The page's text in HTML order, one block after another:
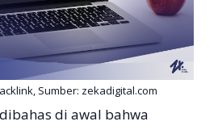
Sumber: zekadigital.com
di awal bahwa